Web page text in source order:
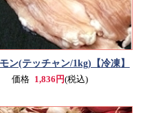
ン(テッチャン/1kg)【冷凍】
価格 1,836円(税込)